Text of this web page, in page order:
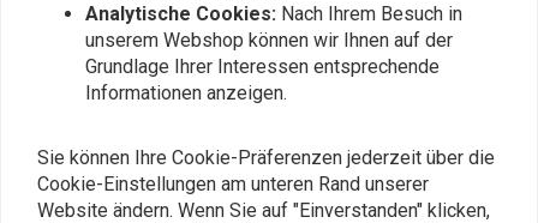
Reparaturen oder allgemeinen
Informationen können Sie uns
Analytische Cookies: Nach Ihrem Besuch in
unserem Webshop können wir Ihnen auf der
Grundlage Ihrer Interessen entsprechende
Informationen anzeigen.
Sie können Ihre Cookie-Präferenzen jederzeit über die
Cookie-Einstellungen am unteren Rand unserer
Website ändern. Wenn Sie auf "Einverstanden" klicken,